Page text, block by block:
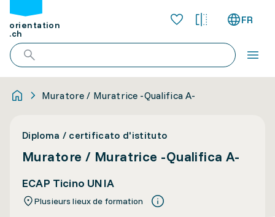
orientation
.ch
FR
Muratore / Muratrice -Qualifica A-
Diploma / certificato d'istituto
Muratore / Muratrice -Qualifica A-
ECAP Ticino UNIA
Plusieurs lieux de formation